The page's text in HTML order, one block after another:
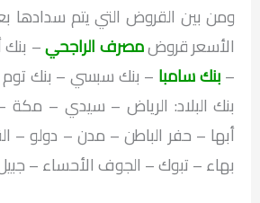
ومن بين القروض التي يتم سدادها
الأسعر قروضمصرف الراجحي– بنك
–بنك سامبا – بنك سبسي – بنك توم
بنك البلاد: الرياض – سيدي – مكة
أبها – حفر الباطن – مدن – دولو –
بهاء – تبوك – الجوف الأحساء –